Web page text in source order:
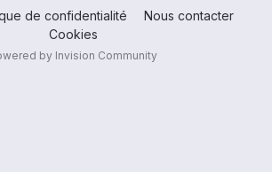
de confidentialité
Nous contacter
Cookies
by Invision Community